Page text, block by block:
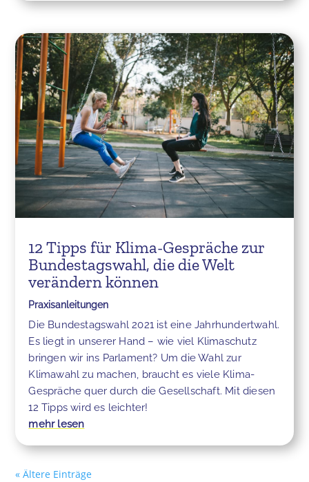
12 Tipps für Klima-Gespräche zur
Bundestagswahl, die die Welt
verändern können
Praxisanleitungen
Die Bundestagswahl 2021 ist eine Jahrhundertwahl.
Es liegt in unserer Hand – wie viel Klimaschutz
bringen wir ins Parlament? Um die Wahl zur
Klimawahl zu machen, braucht es viele Klima-
Gespräche quer durch die Gesellschaft. Mit diesen
12 Tipps wird es leichter!
mehr lesen
« Ältere Einträge